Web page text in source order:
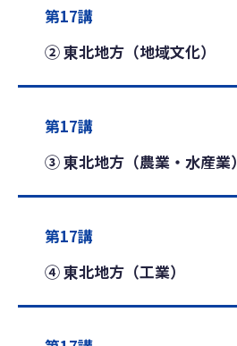
第17講
② 東北地方（地域文化）
第17講
③ 東北地方（農業・水産業）
第17講
④ 東北地方（工業）